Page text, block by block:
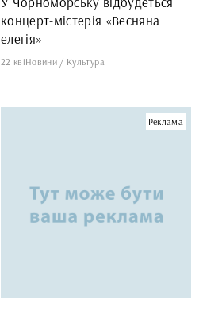
концерт-містерія «Весняна
елегія»
22 квіНовини / Культура
Реклама